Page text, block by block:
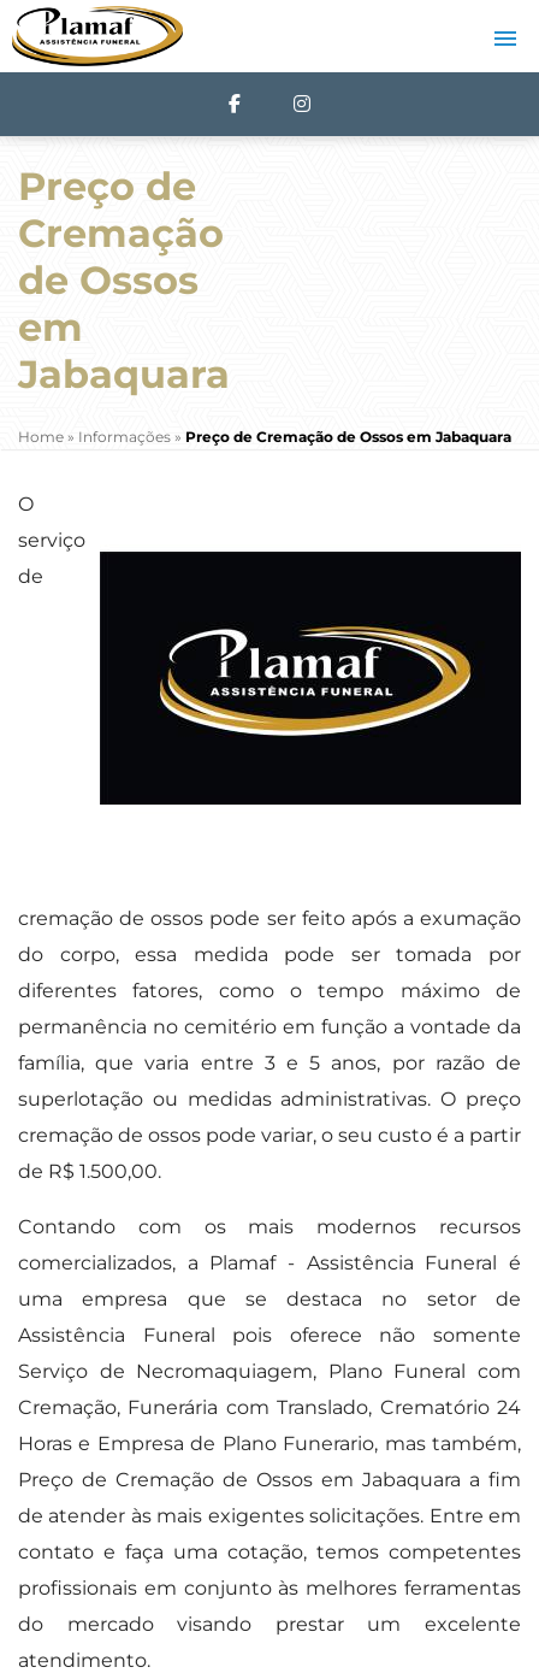
Preço de
Cremação
de Ossos
em
Jabaquara
Home » Informações » Preço de Cremação de Ossos em Jabaquara
O
serviço
de
cremação de ossos pode ser feito após a exumação
do corpo, essa medida pode ser tomada por
diferentes fatores, como o tempo máximo de
permanência no cemitério em função a vontade da
família, que varia entre 3 e 5 anos, por razão de
superlotação ou medidas administrativas. O preço
cremação de ossos pode variar, o seu custo é a partir
de R$ 1.500,00.
Contando com os mais modernos recursos
comercializados, a Plamaf - Assistência Funeral é
uma empresa que se destaca no setor de
Assistência Funeral pois oferece não somente
Serviço de Necromaquiagem, Plano Funeral com
Cremação, Funerária com Translado, Crematório 24
Horas e Empresa de Plano Funerario, mas também,
Preço de Cremação de Ossos em Jabaquara a fim
de atender às mais exigentes solicitações. Entre em
contato e faça uma cotação, temos competentes
profissionais em conjunto às melhores ferramentas
do mercado visando prestar um excelente
atendimento.